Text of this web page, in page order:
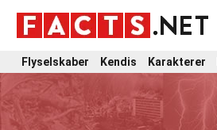
Flyselskaber Kendis Karakterer